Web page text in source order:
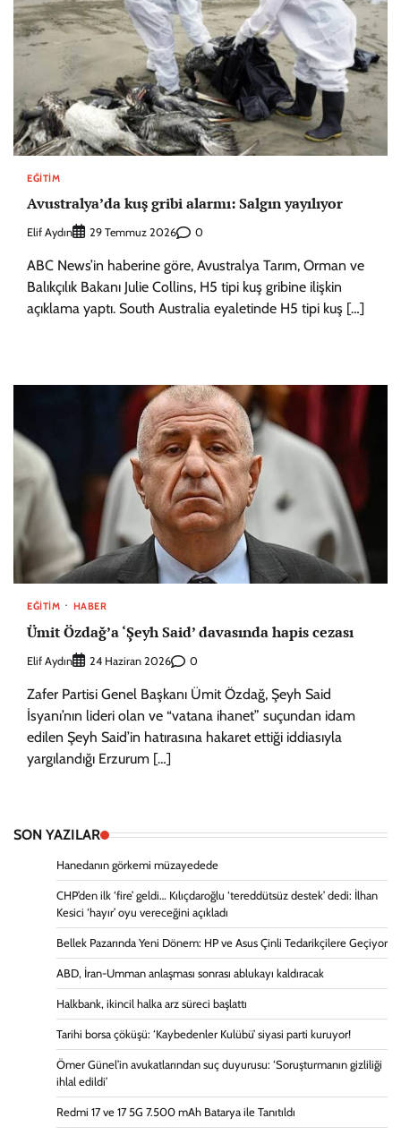
EĞITIM
Avustralya’da kuş gribi alarmı: Salgın yayılıyor
Elif Aydın 29 Temmuz 2026 0
ABC News’in haberine göre, Avustralya Tarım, Orman ve
Balıkçılık Bakanı Julie Collins, H5 tipi kuş gribine ilişkin
açıklama yaptı. South Australia eyaletinde H5 tipi kuş […]
EĞITIM HABER
Ümit Özdağ’a ‘Şeyh Said’ davasında hapis cezası
Elif Aydın 24 Haziran 2026 0
Zafer Partisi Genel Başkanı Ümit Özdağ, Şeyh Said
İsyanı’nın lideri olan ve “vatana ihanet” suçundan idam
edilen Şeyh Said’in hatırasına hakaret ettiği iddiasıyla
yargılandığı Erzurum […]
SON YAZILAR
Hanedanın görkemi müzayedede
CHP’den ilk ‘fire’ geldi… Kılıçdaroğlu ‘tereddütsüz destek’ dedi: İlhan
Kesici ‘hayır’ oyu vereceğini açıkladı
Bellek Pazarında Yeni Dönem: HP ve Asus Çinli Tedarikçilere Geçiyor
ABD, İran-Umman anlaşması sonrası ablukayı kaldıracak
Halkbank, ikincil halka arz süreci başlattı
Tarihi borsa çöküşü: ‘Kaybedenler Kulübü’ siyasi parti kuruyor!
Ömer Günel’in avukatlarından suç duyurusu: ‘Soruşturmanın gizliliği
ihlal edildi’
Redmi 17 ve 17 5G 7.500 mAh Batarya ile Tanıtıldı